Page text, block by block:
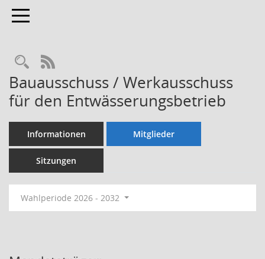
Toggle navigation
Rechercheauswahl
RSS-Feed
Bauausschuss / Werkausschuss
für den Entwässerungsbetrieb
Informationen Mitglieder
Sitzungen
Wahlperiode 2026 - 2032